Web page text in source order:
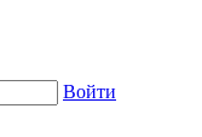
Войти